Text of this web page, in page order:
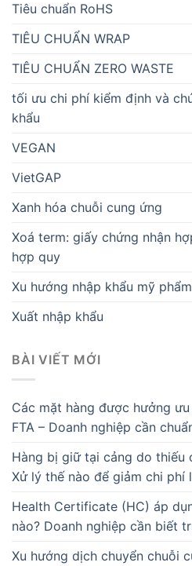
Tiêu chuẩn RoHS
TIÊU CHUẨN WRAP
TIÊU CHUẨN ZERO WASTE
tối ưu chi phí kiểm định và
khẩu
VEGAN
VietGAP
Xanh hóa chuỗi cung ứng
Xoá term: giấy chứng nhận
hợp quy
Xu hướng nhập khẩu mỹ phẩm
Xuất nhập khẩu
BÀI VIẾT MỚI
Các mặt hàng được hưởng
FTA – Doanh nghiệp cần
Hàng bị giữ tại cảng do thiếu
Xử lý thế nào để giảm chi phí
Health Certificate (HC) áp
nào? Doanh nghiệp cần biết
Xu hướng dịch chuyển chuỗi